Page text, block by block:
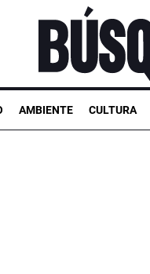
AMBIENTE CULTURA